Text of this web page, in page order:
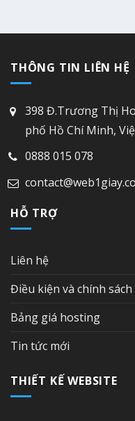
THÔNG TIN LIÊN HỆ
398 Đ.Trương Thị
phố Hồ Chí Minh,
0888 015 078
HỖ TRỢ
Liên hệ
Điều kiện và chính sách
Bảng giá hosting
Tin tức mới
THIẾT KẾ WEBSITE